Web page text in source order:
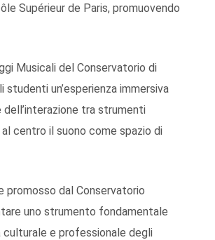
Supérieur de Paris, promuovendo
Musicali del Conservatorio di
un’esperienza immersiva
tra strumenti
centro il suono come spazio di
promosso dal Conservatorio
uno strumento fondamentale
e professionale degli